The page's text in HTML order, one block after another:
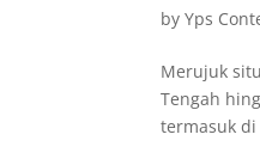
byYps
Merujuk
Tengah
termasuk